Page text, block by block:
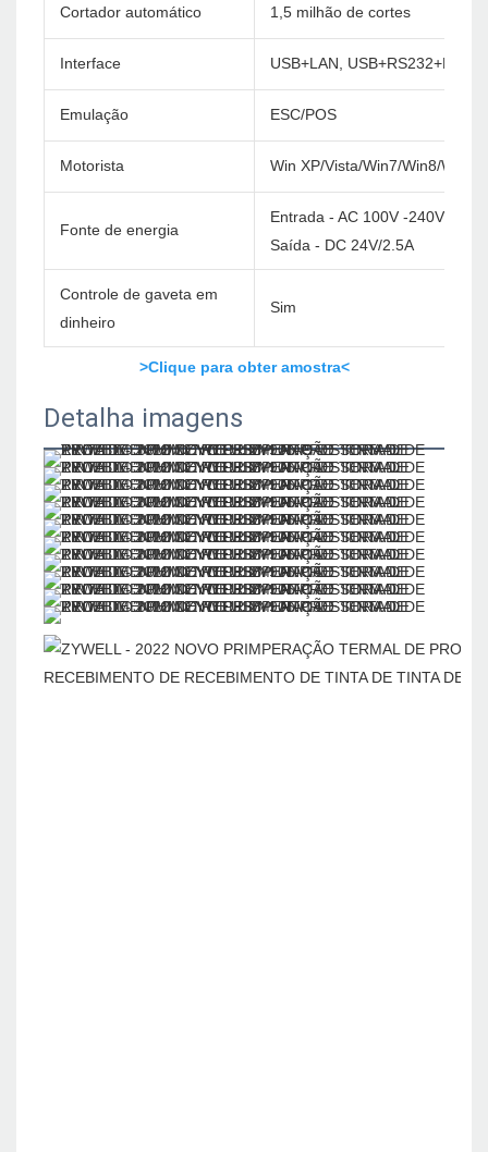
Cortador automático 1,5 milhão de cortes
Interface USB+LAN, USB+RS232+LAN,
Emulação ESC/POS
Motorista Win XP/Vista/Win7/Win8/
Fonte de energia
Entrada - AC 100V -240V/60Hz
Saída - DC 24V/2.5A
Controle de gaveta em
dinheiro
Sim
>Clique para obter amostra<
Detalha imagens